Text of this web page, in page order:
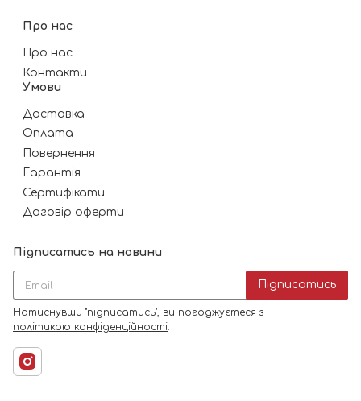
Про нас
Про нас
Контакти
Умови
Доставка
Оплата
Повернення
Гарантія
Сертифікати
Договір оферти
Підписатись на новини
Підписатись
Натиснувши "підписатись", ви погоджуєтеся з
політикою конфіденційності.